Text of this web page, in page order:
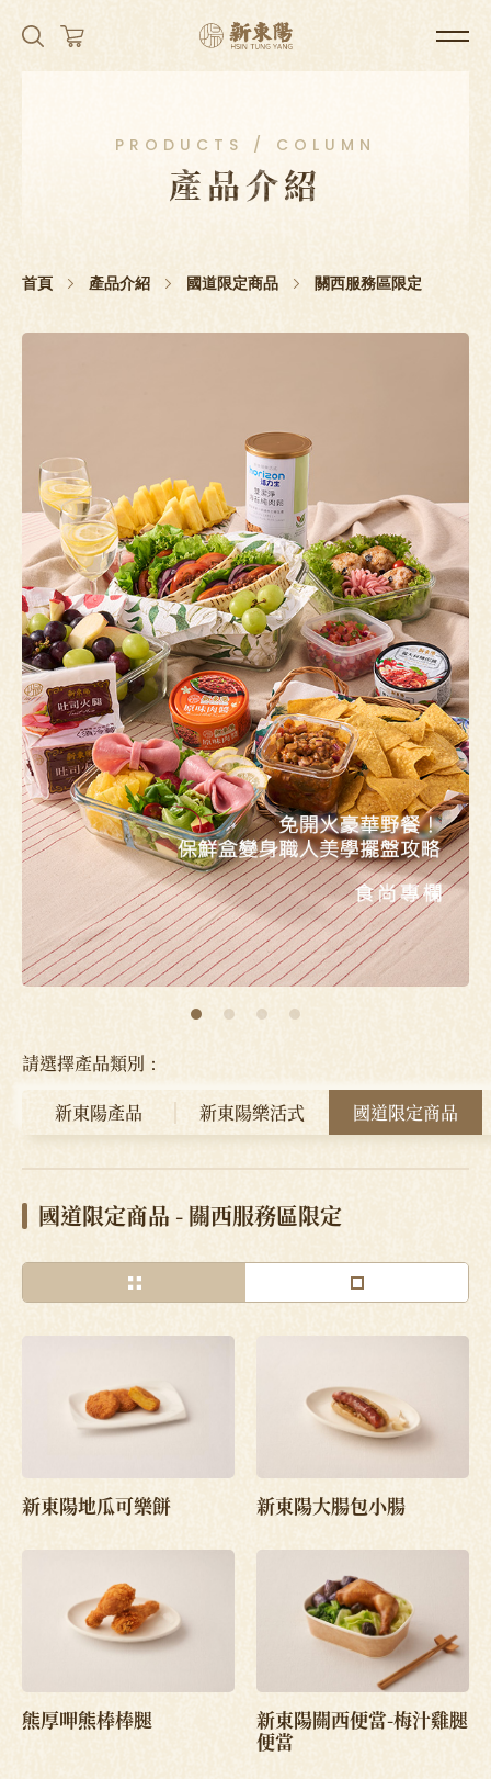
PRODUCTS / COLUMN
產品介紹
首頁 產品介紹 國道限定商品 關西服務區限定
請選擇產品類別：
新東陽產品
新東陽樂活式 國道限定商品
國道限定商品 - 關西服務區限定
新東陽地瓜可樂餅 新東陽大腸包小腸
熊厚呷熊棒棒腿
新東陽關西便當-梅汁雞腿
便當